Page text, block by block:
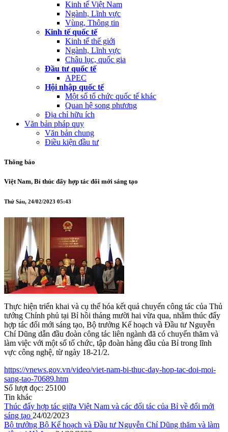
Kinh tế Việt Nam
Ngành, Lĩnh vực
Vùng, Thông tin
Kinh tế quốc tế
Kinh tế thế giới
Ngành, Lĩnh vực
Châu lục, quốc gia
Đầu tư quốc tế
APEC
Hội nhập quốc tế
Một số tổ chức quốc tế khác
Quan hệ song phương
Địa chỉ hữu ích
Văn bản pháp quy
Văn bản chung
Điều kiện đầu tư
Thông báo
Việt Nam, Bỉ thúc đẩy hợp tác đổi mới sáng tạo
Thứ Sáu, 24/02/2023 05:43
Thực hiện triển khai và cụ thể hóa kết quả chuyến công tác của Thủ
tướng Chính phủ tại Bỉ hồi tháng mười hai vừa qua, nhằm thúc đẩy
hợp tác đổi mới sáng tạo, Bộ trưởng Kế hoạch và Đầu tư Nguyễn
Chí Dũng dẫn đầu đoàn công tác liên ngành đã có chuyến thăm và
làm việc với một số tổ chức, tập đoàn hàng đầu của Bỉ trong lĩnh
vực công nghệ, từ ngày 18-21/2.
https://vnews.gov.vn/video/viet-nam-bi-thuc-day-hop-tac-doi-moi-
sang-tao-70689.htm
Số lượt đọc: 25100
Tin khác
Thúc đẩy hợp tác giữa Việt Nam và các đối tác của Bỉ về đổi mới
sáng tạo 24/02/2023
Bộ trưởng Bộ Kế hoạch và Đầu tư Nguyễn Chí Dũng thăm và làm